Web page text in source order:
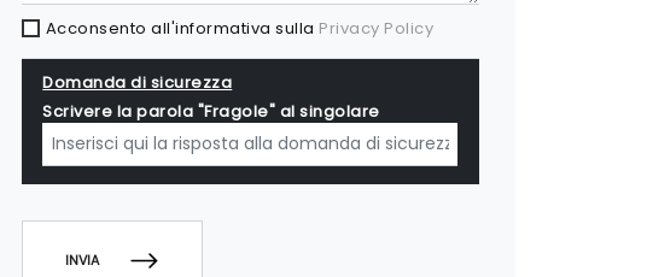
Acconsento all'informativa sulla Privacy Policy
Domanda di sicurezza
Scrivere la parola "Fragole" al singolare
INVIA